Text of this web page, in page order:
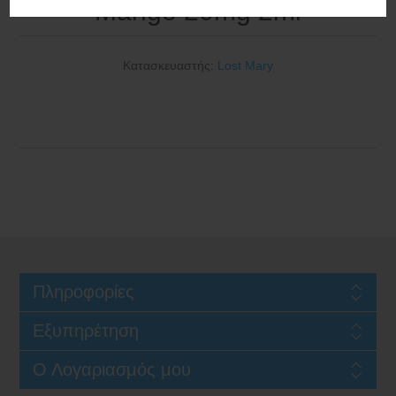
Mango 20mg 2ml
Κατασκευαστής: Lost Mary
Πληροφορίες
Εξυπηρέτηση
Ο Λογαριασμός μου